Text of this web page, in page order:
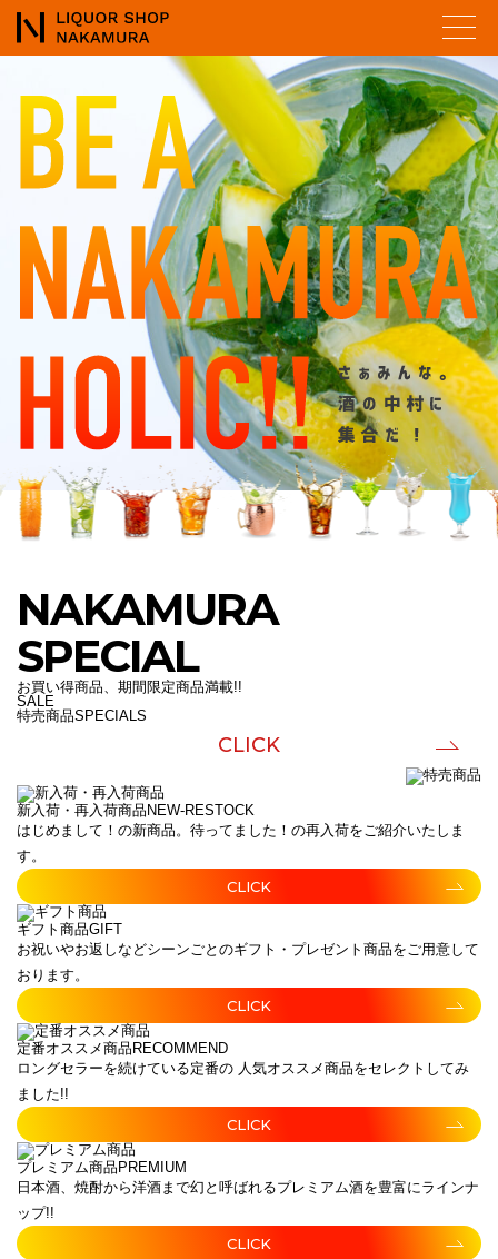
NAKAMURA
SPECIAL
お買い得商品、期間限定商品満載!!
SALE
特売商品SPECIALS
CLICK
新入荷・再入荷商品 NEW-RESTOCK
はじめまして！の新商品。待ってました！の再入荷をご紹介いたしま
す。
CLICK
ギフト商品GIFT
お祝いやお返しなどシーンごとのギフト・プレゼント商品をご用意して
おります。
CLICK
定番オススメ商品 RECOMMEND
ロングセラーを続けている定番の 人気オススメ商品をセレクトしてみ
ました!!
CLICK
プレミアム商品 PREMIUM
日本酒、焼酎から洋酒まで幻と呼ばれるプレミアム酒を豊富にラインナ
ップ!!
CLICK